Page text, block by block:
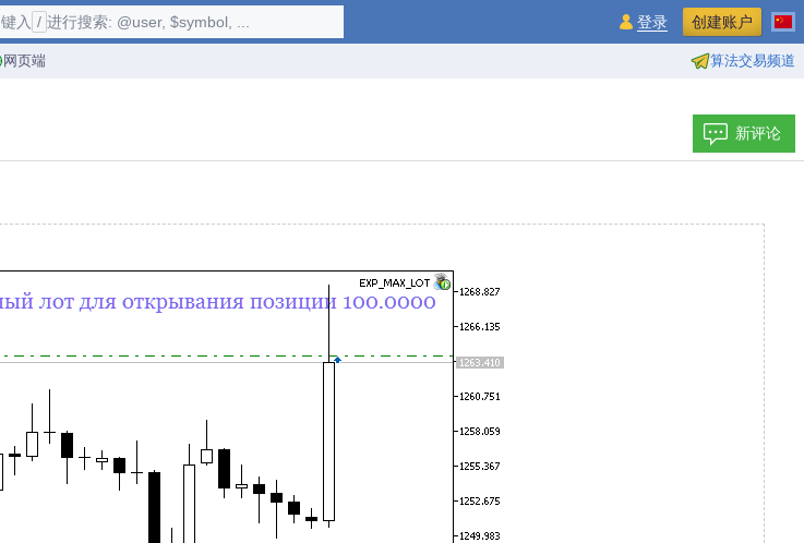
网页端 算法交易频道
键入 / 进行搜索: @user, $symbol, ... 登录 创建账户
新评论